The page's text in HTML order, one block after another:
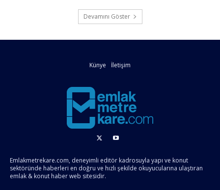
Devamını Göster
Künye İletişim
Emlakmetrekare.com, deneyimli editör kadrosuyla yapı ve konut
sektöründe haberleri en doğru ve hızlı şekilde okuyucularına ulaştıran
emlak & konut haber web sitesidir.